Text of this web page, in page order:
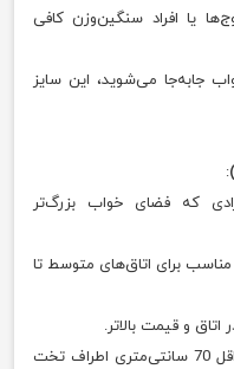
یا افراد سنگین‌وزن کافی
جابه‌جا می‌شوید، این سایز
:
که فضای خواب بزرگ‌تر
مناسب برای اتاق‌های متوسط تا
اتاق و قیمت بالاتر.
: فاصله حداقل 70 سانتی‌متری اطراف تخت